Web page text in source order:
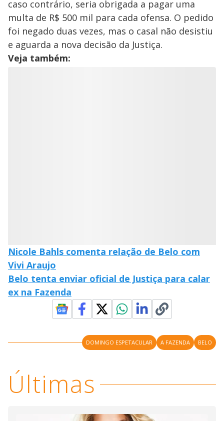
y
V
M
u
d
o
caso contrário, seria obrigada a pagar uma
multa de R$ 500 mil para cada ofensa. O pedido
foi negado duas vezes, mas o casal não desistiu
e aguarda a nova decisão da Justiça.
Veja também:
Nicole Bahls comenta relação de Belo com
Vivi Araujo
Belo tenta enviar oficial de Justiça para calar
ex na Fazenda
DOMINGO ESPETACULAR A FAZENDA BELO
Últimas